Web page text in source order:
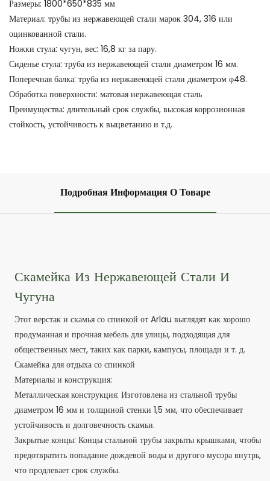
Размеры: 1800*650*835 мм
Материал: трубы из нержавеющей стали марок 304, 316 или
оцинкованной стали.
Ножки стула: чугун, вес: 16,8 кг за пару.
Сиденье стула: труба из нержавеющей стали диаметром 16 мм.
Поперечная балка: труба из нержавеющей стали диаметром φ48.
Обработка поверхности: матовая нержавеющая сталь
Преимущества: длительный срок службы, высокая коррозионная
стойкость, устойчивость к выцветанию и т.д.
Подробная Информация О Товаре
Скамейка Из Нержавеющей Стали И
Чугуна
Этот верстак и скамья со спинкой от Arlau выглядят как хорошо
продуманная и прочная мебель для улицы, подходящая для
общественных мест, таких как парки, кампусы, площади и т. д.
Скамейка для отдыха со спинкой
Материалы и конструкция:
Металлическая конструкция: Изготовлена ​​из стальной трубы
диаметром 16 мм и толщиной стенки 1,5 мм, что обеспечивает
устойчивость и долговечность скамьи.
Закрытые концы: Концы стальной трубы закрыты крышками, чтобы
предотвратить попадание дождевой воды и другого мусора внутрь,
что продлевает срок службы.